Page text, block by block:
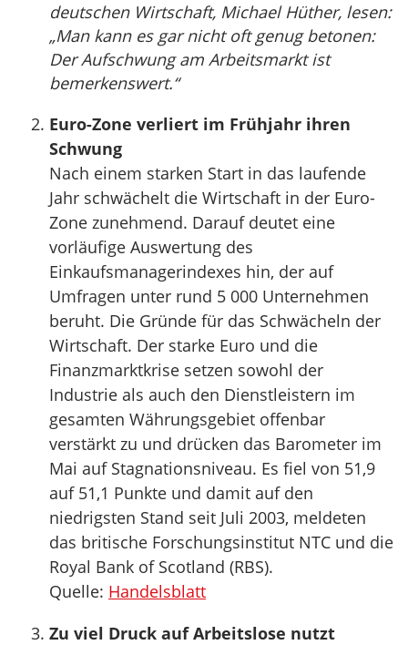
deutschen Wirtschaft, Michael Hüther, lesen:
„Man kann es gar nicht oft genug betonen:
Der Aufschwung am Arbeitsmarkt ist
bemerkenswert.“
Euro-Zone verliert im Frühjahr ihren
Schwung
Nach einem starken Start in das laufende
Jahr schwächelt die Wirtschaft in der Euro-
Zone zunehmend. Darauf deutet eine
vorläufige Auswertung des
Einkaufsmanagerindexes hin, der auf
Umfragen unter rund 5 000 Unternehmen
beruht. Die Gründe für das Schwächeln der
Wirtschaft. Der starke Euro und die
Finanzmarktkrise setzen sowohl der
Industrie als auch den Dienstleistern im
gesamten Währungsgebiet offenbar
verstärkt zu und drücken das Barometer im
Mai auf Stagnationsniveau. Es fiel von 51,9
auf 51,1 Punkte und damit auf den
niedrigsten Stand seit Juli 2003, meldeten
das britische Forschungsinstitut NTC und die
Royal Bank of Scotland (RBS).
Quelle: Handelsblatt
Zu viel Druck auf Arbeitslose nutzt